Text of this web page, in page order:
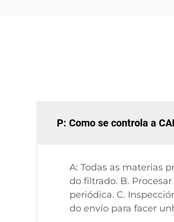
P: Como se controla a
A: Todas as materias
do filtrado. B.
periódica. C.
do envío para facer